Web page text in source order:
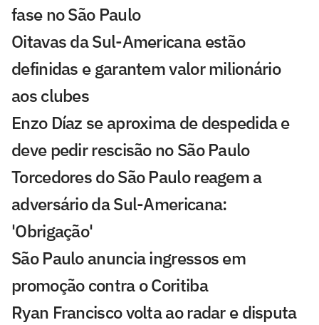
fase no São Paulo
Oitavas da Sul-Americana estão
definidas e garantem valor milionário
aos clubes
Enzo Díaz se aproxima de despedida e
deve pedir rescisão no São Paulo
Torcedores do São Paulo reagem a
adversário da Sul-Americana:
'Obrigação'
São Paulo anuncia ingressos em
promoção contra o Coritiba
Ryan Francisco volta ao radar e disputa